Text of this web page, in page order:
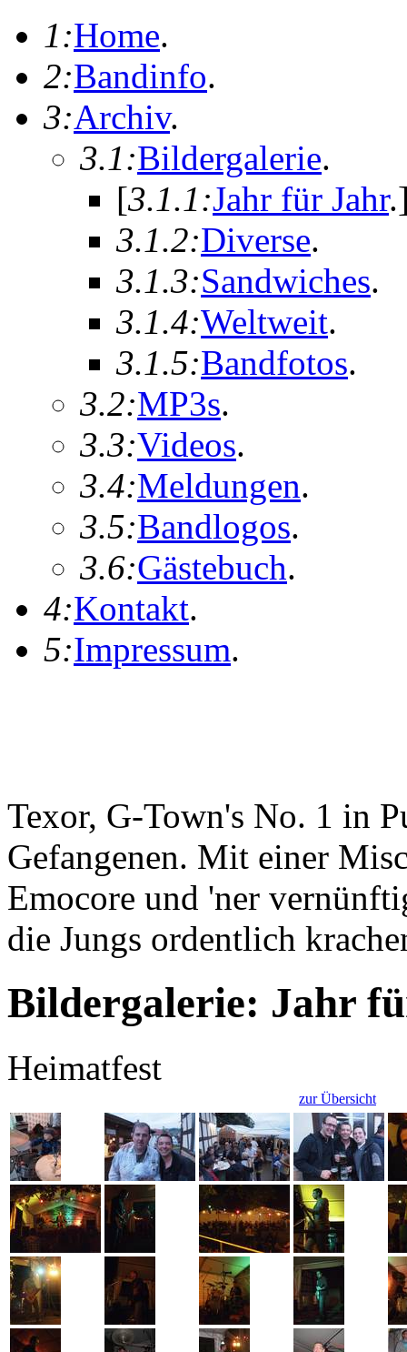
1:Home.
2:Bandinfo.
3:Archiv.
3.1:Bildergalerie.
[3.1.1:Jahr für Jahr.
3.1.2:Diverse.
3.1.3:Sandwiches.
3.1.4:Weltweit.
3.1.5:Bandfotos.
3.2:MP3s.
3.3:Videos.
3.4:Meldungen.
3.5:Bandlogos.
3.6:Gästebuch.
4:Kontakt.
5:Impressum.
Texor, G-Town's No. 1 in
Gefangenen. Mit einer
Emocore und 'ner
die Jungs ordentlich
Bildergalerie: Jahr
Heimatfest
zur Übersicht